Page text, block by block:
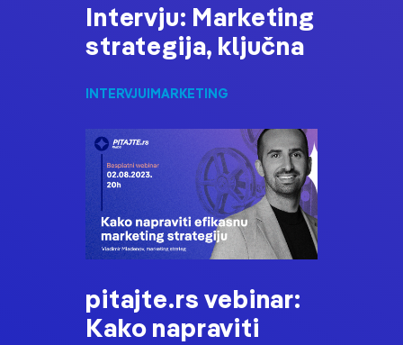
Intervju: Marketing
strategija, ključna
INTERVJUIMARKETING
pitajte.rs vebinar:
Kako napraviti